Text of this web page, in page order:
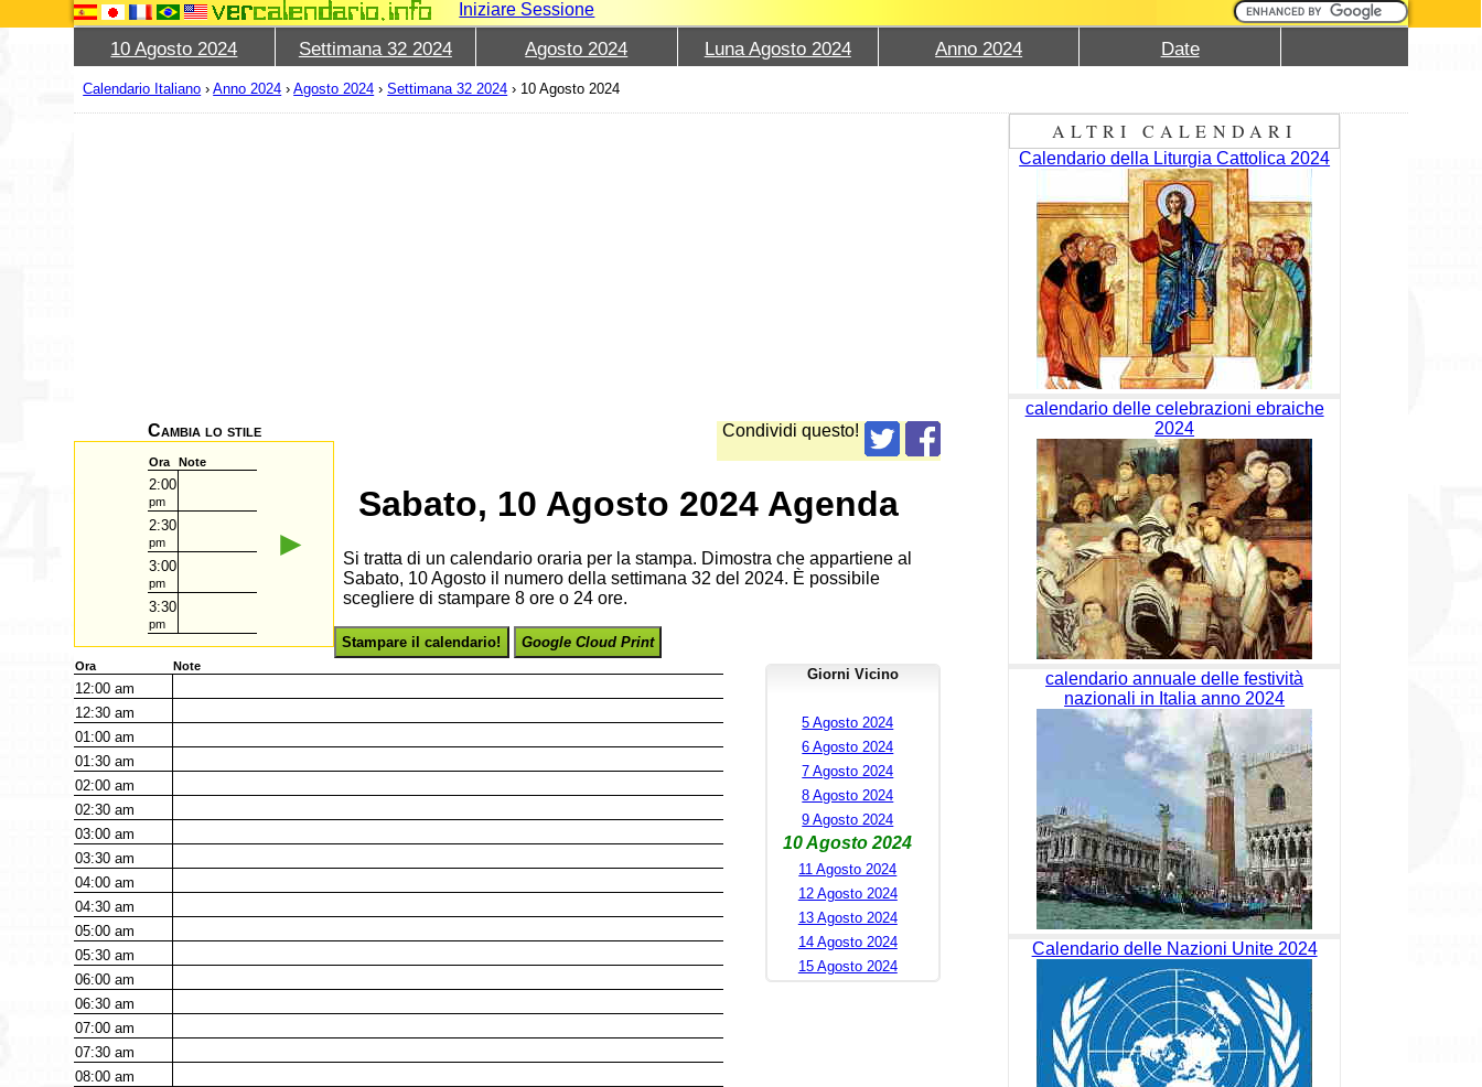
Iniziare Sessione
10 Agosto 2024 Settimana 32 2024 Agosto 2024 Luna Agosto 2024 Anno 2024 Date
Calendario Italiano ›Anno 2024 ›Agosto 2024 ›Settimana 32 2024 › 10 Agosto 2024
Condividi questo!
Cambia lo stile
Ora Note
2:00
pm
2:30
pm
3:00
pm
3:30
pm
►
Sabato, 10 Agosto 2024 Agenda
Si tratta di un calendario oraria per la stampa. Dimostra che appartiene al
Sabato, 10 Agosto il numero della settimana 32 del 2024. È possibile
scegliere di stampare 8 ore o 24 ore.
Stampare il calendario! Google Cloud Print
Ora Note
12:00am
12:30am
01:00am
01:30am
02:00am
02:30am
03:00am
03:30am
04:00am
04:30am
05:00am
05:30am
06:00am
06:30am
07:00am
07:30am
08:00am
Giorni Vicino
5 Agosto 2024
6 Agosto 2024
7 Agosto 2024
8 Agosto 2024
9 Agosto 2024
10 Agosto 2024
11 Agosto 2024
12 Agosto 2024
13 Agosto 2024
14 Agosto 2024
15 Agosto 2024
ALTRI CALENDARI
Calendario della Liturgia Cattolica 2024
calendario delle celebrazioni ebraiche
2024
calendario annuale delle festività
nazionali in Italia anno 2024
Calendario delle Nazioni Unite 2024